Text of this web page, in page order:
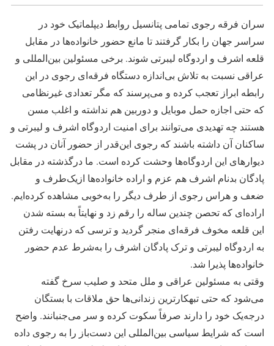
سران فرقه رجوی تمامی پتانسیل روابط دیپلماتیک خود در
سراسر جهان را بکار گرفتند تا مانع حضور خانواده‌ها در مقابل
قلعه اشرف و اردوگاه لیبرتی شوند. برخی مسئولین بین‌المللی و
عراقی نسبت به تلاش بی‌اندازه دستگاه فرقه‌ای رجوی در این
رابطه ابراز تعجب کرده و می‌پرسند که مگر تعدادی غیرنظامی
که حتی اجازه حمل موبایل و دوربین هم نداشته و اغلب مسن
هستند چه تهدیدی می‌توانند برای امنیت اردوگاه اشرف و لیبرتی و
ساکنان آن داشته باشند که رجوی این‌قدر از حضور آنان در پشت
دیوارهای این اردوگاه‌ها وحشت کرده است. ما درگذشته در مقابل
پادگان بدنام اشرف هم عزم و اراده خانواده‌ها ازیک‌طرف و
ضعف و هراس رجوی از طرف دیگر را به‌خوبی مشاهده کرده‌ایم.
اراده‌ای که تحصن چندین ساله را رقم زد و نهایتاً به بسته شدن
این قلعه مخوف فرقه‌ای منجر گردید و ترسی که درنهایت رفتن
به اردوگاه لیبرتی و ترک پادگان اشرف را به‌شرط عدم حضور
خانواده‌ها پذیرا شد.
وقتی به مسئولین عراقی و ملل متحد و صلیب سرخ گفته
می‌شود که حتی تبهکارترین زندانی‌ها حق ملاقات با بستگان
درجه‌یک خود را دارند صرفاً سکوت کرده و سر می‌جنبانند. واضح
است که شرایط سیاسی بین‌المللی این دست‌باز را به رجوی داده